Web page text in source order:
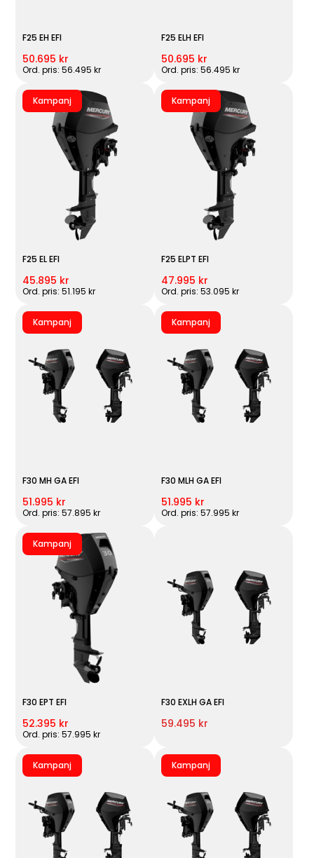
F25 EH EFI
50.695 kr
Ord. pris: 56.495 kr
F25 ELH EFI
50.695 kr
Ord. pris: 56.495 kr
Kampanj
F25 EL EFI
45.895 kr
Ord. pris: 51.195 kr
Kampanj
F25 ELPT EFI
47.995 kr
Ord. pris: 53.095 kr
Kampanj
F30 MH GA EFI
51.995 kr
Ord. pris: 57.895 kr
Kampanj
F30 MLH GA EFI
51.995 kr
Ord. pris: 57.995 kr
Kampanj
F30 EPT EFI
52.395 kr
Ord. pris: 57.995 kr
F30 EXLH GA EFI
59.495 kr
Kampanj Kampanj